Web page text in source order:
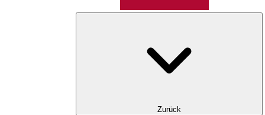
Zurück